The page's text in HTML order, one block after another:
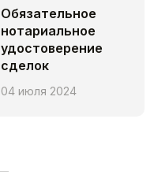
Обязательное
нотариальное
удостоверение
сделок
04 июля 2024